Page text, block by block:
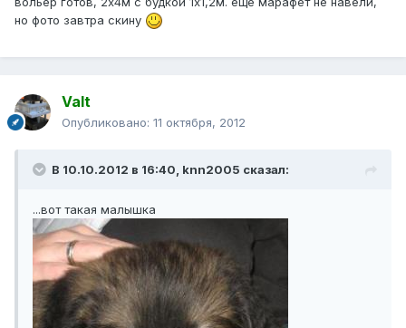
но фото завтра скину
Valt
Опубликовано: 11 октября, 2012
В 10.10.2012 в 16:40, knn2005 сказал:
...вот такая малышка